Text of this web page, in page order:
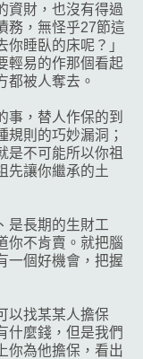
資財，也沒有得過
務，無怪乎27節這
睡臥的床呢？」
輕易的作那個看起
都被人奪去。
事，替人作保的到
規則的巧妙漏洞；
是不可能所以你祖
先讓你繼承的土
是長期的生財工
你不肯賣。就把腦
一個好機會，把握
以找某某人擔保
什麼錢，但是我們
你為他擔保，看出